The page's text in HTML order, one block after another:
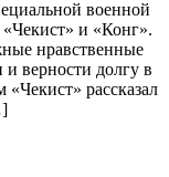
военной
и «Конг».
нравственные
и верности долгу в
рассказал